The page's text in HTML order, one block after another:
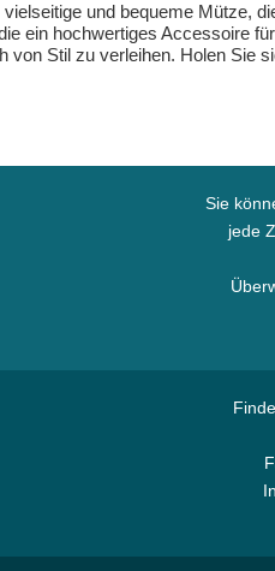
und bequeme Mütze,
ein hochwertiges Accessoire
Stil zu verleihen. Holen Sie
Sie
jede